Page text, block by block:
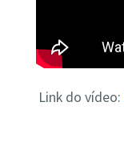
Link do vídeo: